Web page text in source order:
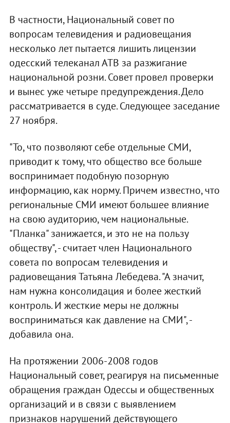
В частности, Национальный совет по
вопросам телевидения и радиовещания
несколько лет пытается лишить лицензии
одесский телеканал АТВ за разжигание
национальной розни. Совет провел проверки
и вынес уже четыре предупреждения. Дело
рассматривается в суде. Следующее заседание
27 ноября.
"То, что позволяют себе отдельные СМИ,
приводит к тому, что общество все больше
воспринимает подобную позорную
информацию, как норму. Причем известно, что
региональные СМИ имеют большее влияние
на свою аудиторию, чем национальные.
"Планка" занижается, и это не на пользу
обществу", - считает член Национального
совета по вопросам телевидения и
радиовещания Татьяна Лебедева. "А значит,
нам нужна консолидация и более жесткий
контроль. И жесткие меры не должны
восприниматься как давление на СМИ", -
добавила она.
На протяжении 2006-2008 годов
Национальный совет, реагируя на письменные
обращения граждан Одессы и общественных
организаций и в связи с выявлением
признаков нарушений действующего